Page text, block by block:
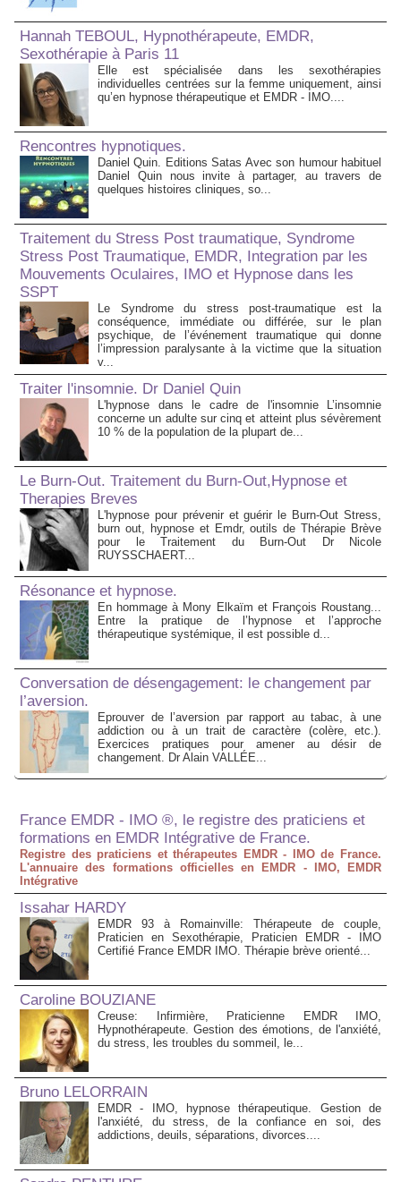
Hannah TEBOUL, Hypnothérapeute, EMDR,
Sexothérapie à Paris 11
Elle est spécialisée dans les sexothérapies
individuelles centrées sur la femme uniquement, ainsi
qu’en hypnose thérapeutique et EMDR - IMO....
Rencontres hypnotiques.
Daniel Quin. Editions Satas Avec son humour habituel
Daniel Quin nous invite à partager, au travers de
quelques histoires cliniques, so...
Traitement du Stress Post traumatique, Syndrome
Stress Post Traumatique, EMDR, Integration par les
Mouvements Oculaires, IMO et Hypnose dans les
SSPT
Le Syndrome du stress post-traumatique est la
conséquence, immédiate ou différée, sur le plan
psychique, de l’événement traumatique qui donne
l’impression paralysante à la victime que la situation
v...
Traiter l'insomnie. Dr Daniel Quin
L'hypnose dans le cadre de l'insomnie L’insomnie
concerne un adulte sur cinq et atteint plus sévèrement
10 % de la population de la plupart de...
Le Burn-Out. Traitement du Burn-Out,Hypnose et
Therapies Breves
L'hypnose pour prévenir et guérir le Burn-Out Stress,
burn out, hypnose et Emdr, outils de Thérapie Brève
pour le Traitement du Burn-Out Dr Nicole
RUYSSCHAERT...
Résonance et hypnose.
En hommage à Mony Elkaïm et François Roustang...
Entre la pratique de l’hypnose et l’approche
thérapeutique systémique, il est possible d...
Conversation de désengagement: le changement par
l’aversion.
Eprouver de l’aversion par rapport au tabac, à une
addiction ou à un trait de caractère (colère, etc.).
Exercices pratiques pour amener au désir de
changement. Dr Alain VALLÉE...
France EMDR - IMO ®, le registre des praticiens et
formations en EMDR Intégrative de France.
Registre des praticiens et thérapeutes EMDR - IMO de France.
L'annuaire des formations officielles en EMDR - IMO, EMDR
Intégrative
Issahar HARDY
EMDR 93 à Romainville: Thérapeute de couple,
Praticien en Sexothérapie, Praticien EMDR - IMO
Certifié France EMDR IMO. Thérapie brève orienté...
Caroline BOUZIANE
Creuse: Infirmière, Praticienne EMDR IMO,
Hypnothérapeute. Gestion des émotions, de l'anxiété,
du stress, les troubles du sommeil, le...
Bruno LELORRAIN
EMDR - IMO, hypnose thérapeutique. Gestion de
l'anxiété, du stress, de la confiance en soi, des
addictions, deuils, séparations, divorces....